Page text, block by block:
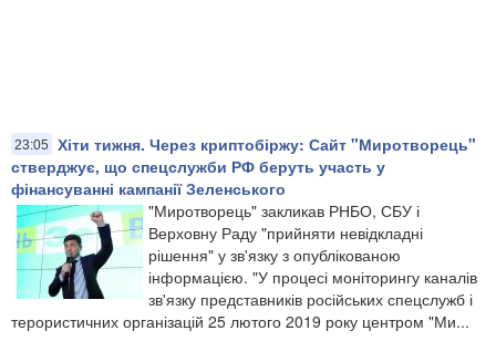
23:05
Хіти тижня. Через криптобіржу: Сайт "Миротворець"
стверджує, що спецслужби РФ беруть участь у
фінансуванні кампанії Зеленського
"Миротворець" закликав РНБО, СБУ і
Верховну Раду "прийняти невідкладні
рішення" у зв'язку з опублікованою
інформацією. "У процесі моніторингу каналів
зв'язку представників російських спецслужб і
терористичних організацій 25 лютого 2019 року центром "Ми...